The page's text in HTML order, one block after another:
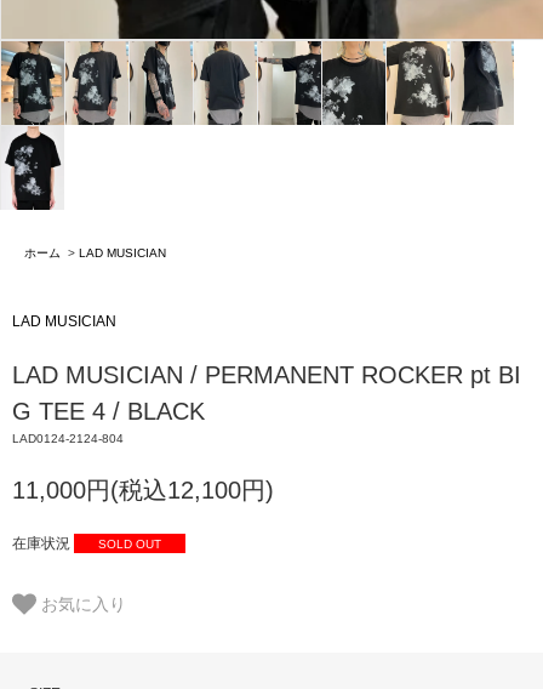
ホーム > LAD MUSICIAN
LAD MUSICIAN
LAD MUSICIAN / PERMANENT ROCKER pt BI
G TEE 4 / BLACK
LAD0124-2124-804
11,000円(税込12,100円)
在庫状況 SOLD OUT
お気に入り